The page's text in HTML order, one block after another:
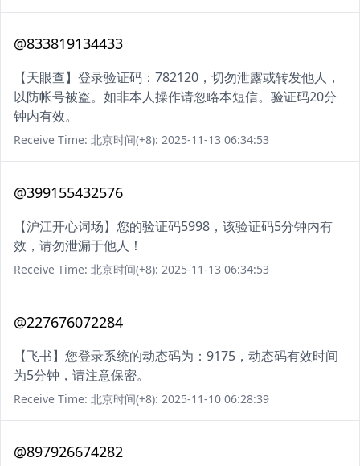
@833819134433
【天眼查】登录验证码：782120，切勿泄露或转发他人，
以防帐号被盗。如非本人操作请忽略本短信。验证码20分
钟内有效。
Receive Time: 北京时间(+8): 2025-11-13 06:34:53
@399155432576
【沪江开心词场】您的验证码5998，该验证码5分钟内有
效，请勿泄漏于他人！
Receive Time: 北京时间(+8): 2025-11-13 06:34:53
@227676072284
【飞书】您登录系统的动态码为：9175，动态码有效时间
为5分钟，请注意保密。
Receive Time: 北京时间(+8): 2025-11-10 06:28:39
@897926674282